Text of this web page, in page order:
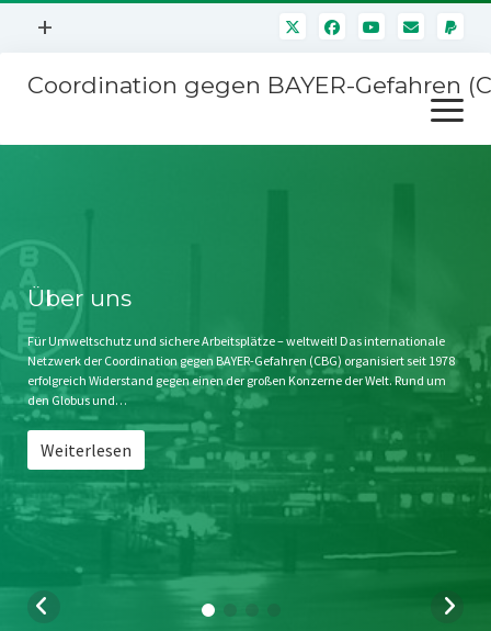
Menü
+
Mitmachen
Kontakt
Impressum
Störfälle
Coordination gegen BAYER-Gefahren
Menü
öffnen
Stichwort BAYER
Jahrestagung
SPENDEN
Über uns
Für Umweltschutz und sichere Arbeitsplätze – weltweit! Das internationale
Netzwerk der Coordination gegen BAYER-Gefahren (CBG) organisiert seit 1978
erfolgreich Widerstand gegen einen der großen Konzerne der Welt. Rund um
den Globus und…
Weiterlesen